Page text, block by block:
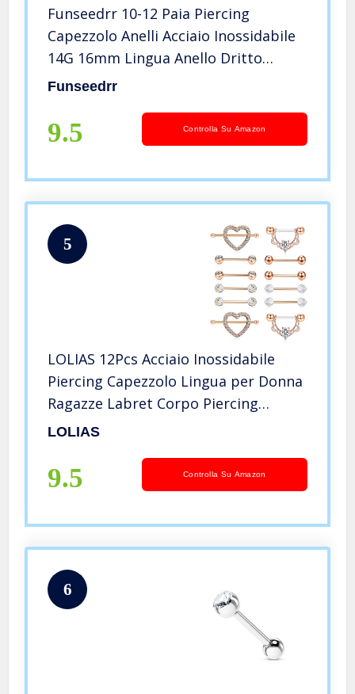
Funseedrr 10-12 Paia Piercing
Capezzolo Anelli Acciaio Inossidabile
14G 16mm Lingua Anello Dritto
Barbells Palla Freccia Catena
Funseedrr
9.5 Controlla Su Amazon
5
LOLIAS 12Pcs Acciaio Inossidabile
Piercing Capezzolo Lingua per Donna
Ragazze Labret Corpo Piercing
Barbell Corpo Piercing Helix
LOLIAS
9.5 Controlla Su Amazon
6